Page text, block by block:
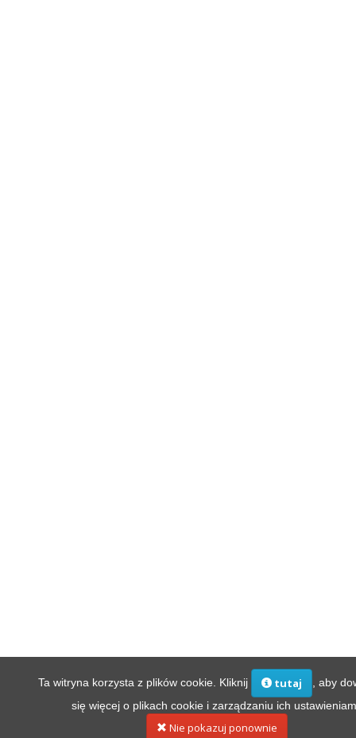
Ta witryna korzysta z plików cookie. Kliknij tutaj
, aby
się więcej o plikach cookie i zarządzaniu ich
Nie pokazuj ponownie